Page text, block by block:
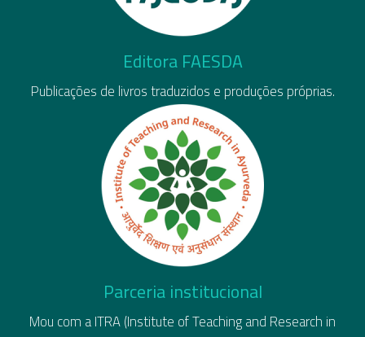
Editora FAESDA
Publicações de livros traduzidos e produções próprias.
Parceria institucional
Mou com a ITRA (Institute of Teaching and Research in